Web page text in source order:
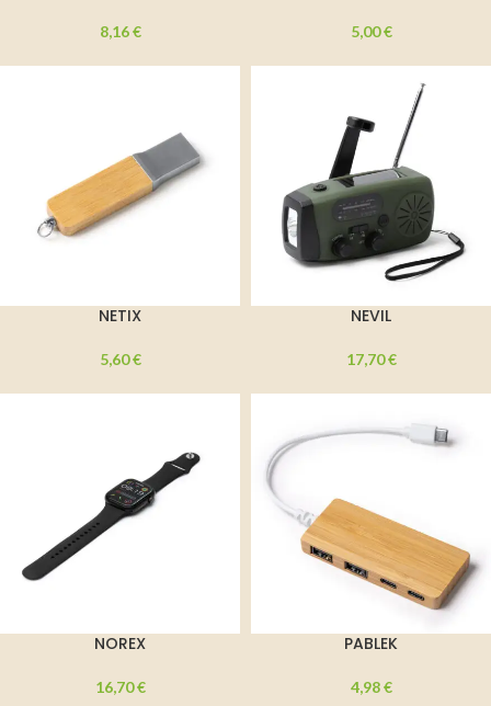
8,16€ 5,00€
NETIX
5,60€
NEVIL
17,70€
NOREX
16,70€
PABLEK
4,98€